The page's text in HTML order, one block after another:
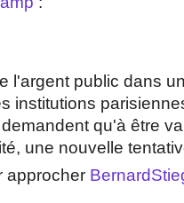
l'argent public dans
institutions
qu'à être
une nouvelle
approcher